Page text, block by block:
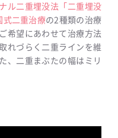
ル二重埋没法「二重埋没
式二重治療の2種類の治療
希望にあわせて治療方法
れづらく二重ラインを維
、二重まぶたの幅はミリ